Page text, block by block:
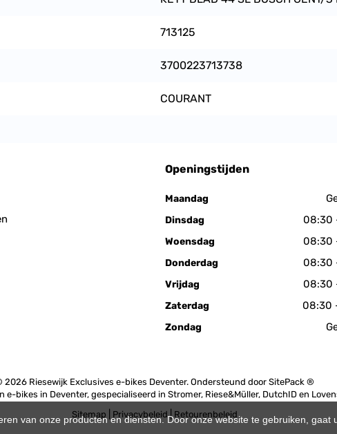
713125
3700223713738
COURANT
Openingstijden
Maandag
Dinsdag 08:30
Woensdag 08:30
Donderdag 08:30
Vrijdag 08:30
Zaterdag 08:30
Zondag
2026 Riesewijk Exclusives e-bikes Deventer. Ondersteund door SitePack ®
e-bikes in Deventer, gespecialiseerd in Stromer, Riese&Müller, DutchID en
Sitemap
Privacybeleid Retourenbeleid
van onze producten en diensten. Door onze website te gebruiken,